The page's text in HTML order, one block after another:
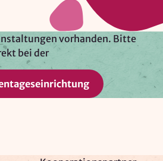
vorhanden. Bitte
bei der
(z. B. für Karten von Mapbox,
oder optionale zusätzliche
von wiederkehrenden
werdennur nach Ihrer